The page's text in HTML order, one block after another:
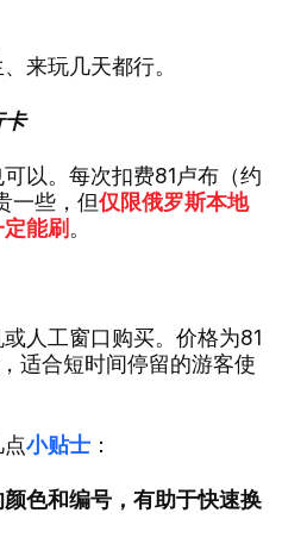
玩几天都行。
卡
。每次扣费81卢布（约
一些，但仅限俄罗斯本地
能刷。
工窗口购买。价格为81
适合短时间停留的游客使
小贴士 ：
色和编号，有助于快速换